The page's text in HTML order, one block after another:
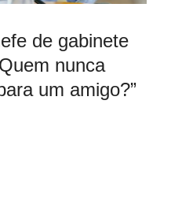
de gabinete
nunca
um amigo?”